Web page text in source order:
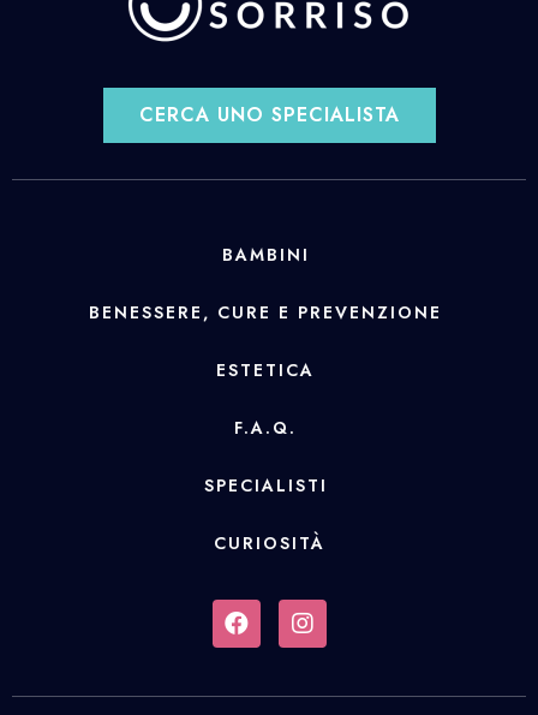
CERCA UNO SPECIALISTA
BAMBINI
BENESSERE, CURE E PREVENZIONE
ESTETICA
F.A.Q.
SPECIALISTI
CURIOSITÀ